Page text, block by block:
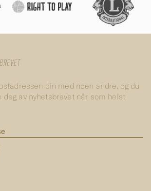
din med noen andre, og du
deg av nyhetsbrevet når som helst.